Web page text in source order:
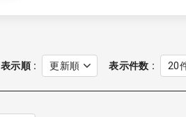
表示順 表示件数